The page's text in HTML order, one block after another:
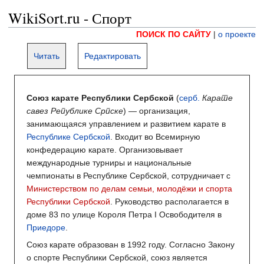
WikiSort.ru - Спорт
ПОИСК ПО САЙТУ | о проекте
Читать Редактировать
Союз карате Республики Сербской (серб. Карате
савез Републике Српске) — организация,
занимающаяся управлением и развитием карате в
Республике Сербской . Входит во Всемирную
конфедерацию карате. Организовывает
международные турниры и национальные
чемпионаты в Республике Сербской, сотрудничает с
Министерством по делам семьи, молодёжи и спорта
Республики Сербской . Руководство располагается в
доме 83 по улице Короля Петра I Освободителя в
Приедоре
Союз карате образован в 1992 году. Согласно Закону
о спорте Республики Сербской, союз является